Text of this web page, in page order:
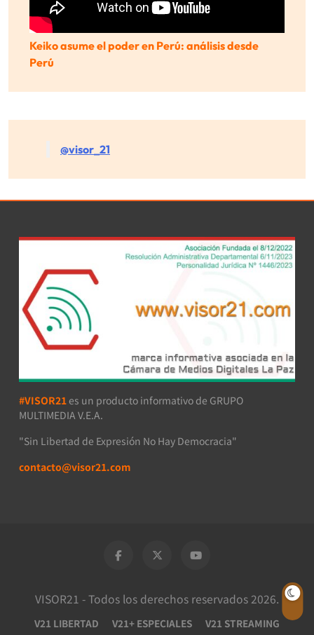
Keiko asume el poder en Perú: análisis desde
Perú
@visor_21
#VISOR21 es un producto informativo de GRUPO
MULTIMEDIA V.E.A.
"Sin Libertad de Expresión No Hay Democracia"
contacto@visor21.com
VISOR21 - Todos los derechos reservados 2026.
V21 LIBERTAD V21+ ESPECIALES
V21 STREAMING